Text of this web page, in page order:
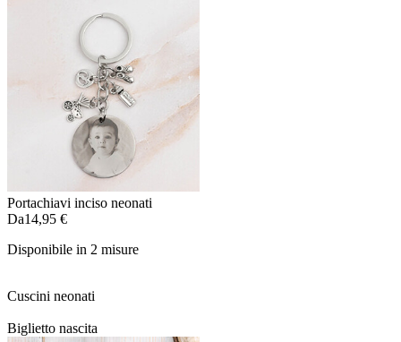
Portachiavi inciso neonati
Da14,95 €
Disponibile in 2 misure
Cuscini neonati
Biglietto nascita